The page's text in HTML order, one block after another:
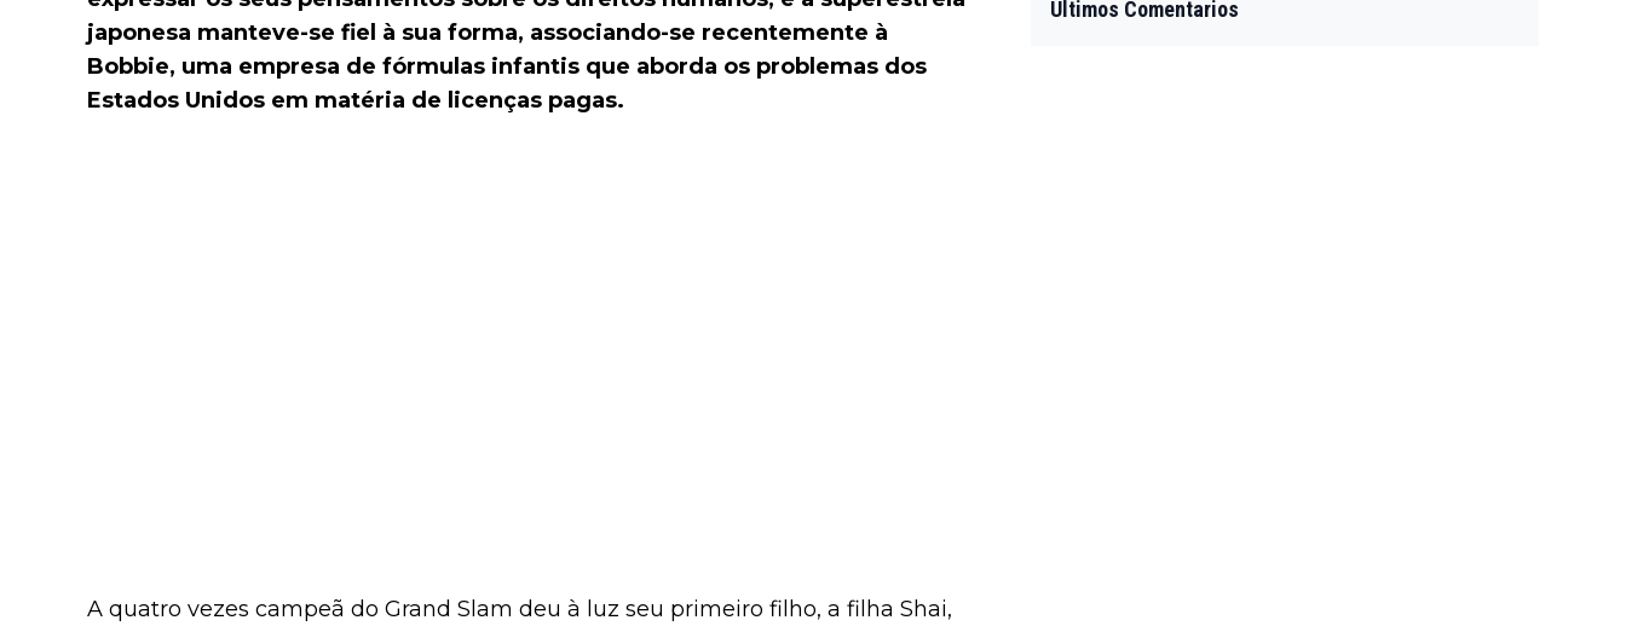
japonesa manteve-se fiel à sua forma, associando-se recentemente à
Bobbie, uma empresa de fórmulas infantis que aborda os problemas dos
Estados Unidos em matéria de licenças pagas.
A quatro vezes campeã do Grand Slam deu à luz seu primeiro filho, a filha Shai,
Últimos Comentarios